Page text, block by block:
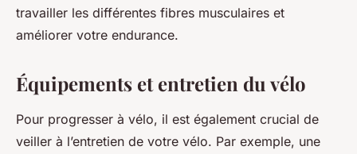
travailler les différentes fibres musculaires et
améliorer votre endurance.
Équipements et entretien du vélo
Pour progresser à vélo, il est également crucial de
veiller à l’entretien de votre vélo. Par exemple, une